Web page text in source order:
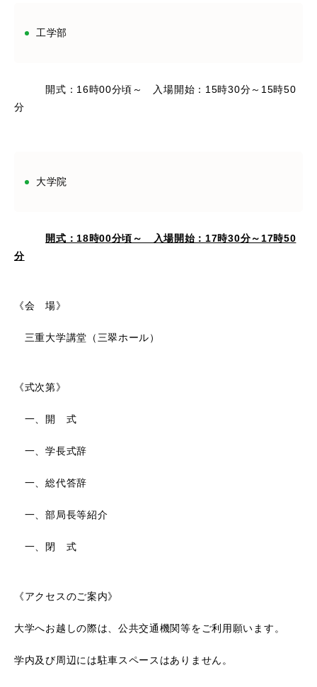
工学部
開式：16時00分頃～ 入場開始：15時30分～15時50
分
大学院
開式：18時00分頃～ 入場開始：17時30分～17時50
分
《会 場》
三重大学講堂（三翠ホール）
《式次第》
一、開 式
一、学長式辞
一、総代答辞
一、部局長等紹介
一、閉 式
《アクセスのご案内》
大学へお越しの際は、公共交通機関等をご利用願います。
学内及び周辺には駐車スペースはありません。